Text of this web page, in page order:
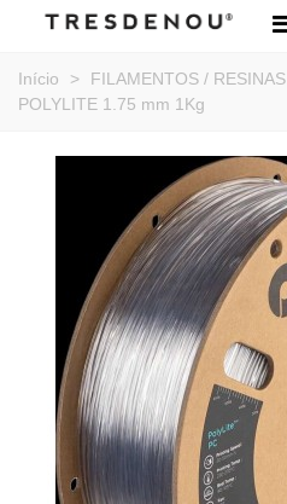
Início > FILAMENTOS / RESINAS
POLYLITE 1.75 mm 1Kg